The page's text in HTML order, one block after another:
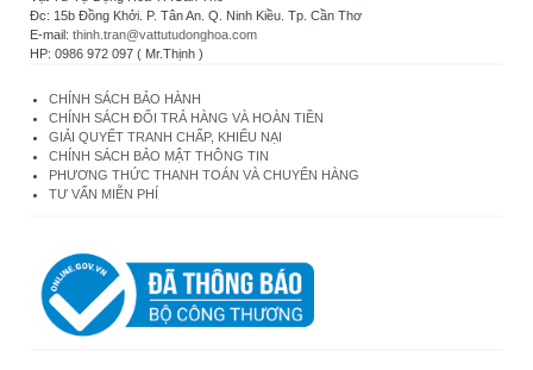
Đc: 15b Đồng Khởi. P. Tân An. Q. Ninh Kiều. Tp. Cần Thơ
E-mail: thinh.tran@vattutudonghoa.com
HP: 0986 972 097 ( Mr.Thịnh )
CHÍNH SÁCH BẢO HÀNH
CHÍNH SÁCH ĐỔI TRẢ HÀNG VÀ HOÀN TIỀN
GIẢI QUYẾT TRANH CHẤP, KHIẾU NẠI
CHÍNH SÁCH BẢO MẬT THÔNG TIN
PHƯƠNG THỨC THANH TOÁN VÀ CHUYỂN HÀNG
TƯ VẤN MIỄN PHÍ